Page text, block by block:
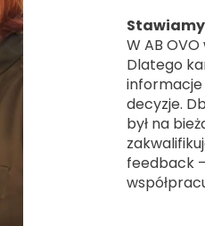
W AB
Dlatego
decyzje.
był na
feedback